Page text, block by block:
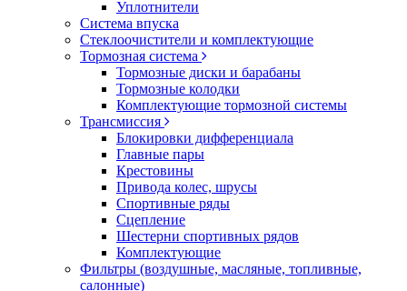
Уплотнители
Система впуска
Стеклоочистители и комплектующие
Тормозная система
Тормозные диски и барабаны
Тормозные колодки
Комплектующие тормозной системы
Трансмиссия
Блокировки дифференциала
Главные пары
Крестовины
Привода колес, шрусы
Спортивные ряды
Сцепление
Шестерни спортивных рядов
Комплектующие
Фильтры (воздушные, масляные, топливные,
салонные)